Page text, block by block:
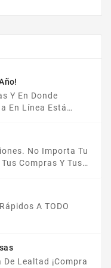
Y En Donde
En Línea Está
No Importa Tu
Compras Y Tus
A TODO
Lealtad ¡compra